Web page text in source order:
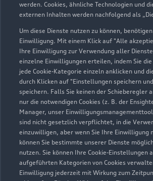
werden. Cookies, ähnliche Technologien und
externen Inhalten werden nachfolgend als
Um diese Dienste nutzen zu können,
Einwilligung. Mit einem Klick auf "Alle
Ihre Einwilligung zur Verwendung aller
einzelne Einwilligungen erteilen, indem Sie
jede Cookie-Kategorie einzeln anklicken und
durch Klicken auf "Einstellungen speichern
speichern. Falls Sie keinen der Schieberegler
nur die notwendigen Cookies (z. B. der
Manager, unser
sind nicht gesetzlich verpflichtet, in die
einzuwilligen, aber wenn Sie Ihre Einwilligung
können Sie bestimmte unserer Dienste
nutzen. Sie können Ihre Cookie-Einstellungen
aufgeführten Kategorien von Cookies
Einwilligung jederzeit mit Wirkung zum
035722 9910
post@autohaus-elter.de
Kontaktdaten herunterladen
Öffnungszeiten
Service
Geschlossen,öffnet am